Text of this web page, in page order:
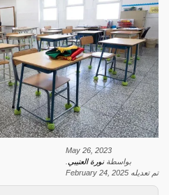
May 26, 2023
بواسطةنورة العتيبي
تم تعديله February 24, 2025